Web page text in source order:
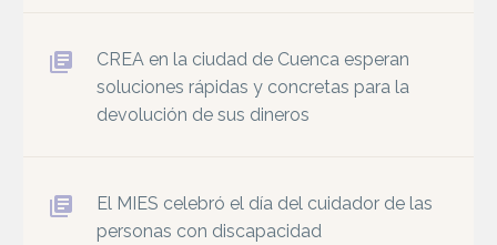
CREA en la ciudad de Cuenca esperan
soluciones rápidas y concretas para la
devolución de sus dineros
El MIES celebró el día del cuidador de las
personas con discapacidad